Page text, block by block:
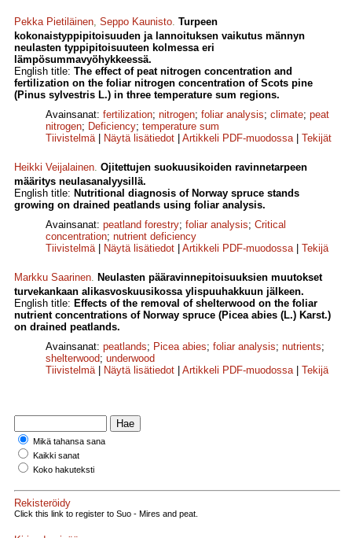
Pekka Pietiläinen, Seppo Kaunisto. Turpeen
kokonaistyppipitoisuuden ja lannoituksen vaikutus männyn
neulasten typpipitoisuuteen kolmessa eri
lämpösummavyöhykkeessä.
English title: The effect of peat nitrogen concentration and
fertilization on the foliar nitrogen concentration of Scots pine
(Pinus sylvestris L.) in three temperature sum regions.
Avainsanat: fertilization; nitrogen; foliar analysis; climate; peat
nitrogen; Deficiency; temperature sum
Tiivistelmä| Näytä lisätiedot Artikkeli PDF-muodossa| Tekijät
Heikki Veijalainen. Ojitettujen suokuusikoiden ravinnetarpeen
määritys neulasanalyysillä.
English title: Nutritional diagnosis of Norway spruce stands
growing on drained peatlands using foliar analysis.
Avainsanat: peatland forestry; foliar analysis; Critical
concentration; nutrient deficiency
Tiivistelmä| Näytä lisätiedot Artikkeli PDF-muodossa| Tekijä
Markku Saarinen. Neulasten pääravinnepitoisuuksien muutokset
turvekankaan alikasvoskuusikossa ylispuuhakkuun jälkeen.
English title: Effects of the removal of shelterwood on the foliar
nutrient concentrations of Norway spruce (Picea abies (L.) Karst.)
on drained peatlands.
Avainsanat: peatlands; Picea abies; foliar analysis; nutrients;
shelterwood; underwood
Tiivistelmä| Näytä lisätiedot Artikkeli PDF-muodossa| Tekijä
Mikä tahansa sana
Kaikki sanat
Koko hakuteksti
Rekisteröidy
Click this link to register to Suo - Mires and peat.